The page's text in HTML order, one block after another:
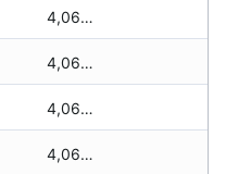
4,060 zł
4,060 zł
4,060 zł
4,060 zł